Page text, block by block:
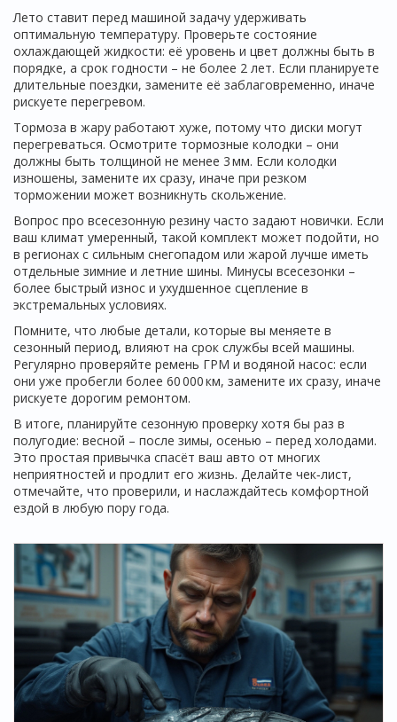
Лето ставит перед машиной задачу удерживать
оптимальную температуру. Проверьте состояние
охлаждающей жидкости: её уровень и цвет должны быть в
порядке, а срок годности – не более 2 лет. Если планируете
длительные поездки, замените её заблаговременно, иначе
рискуете перегревом.
Тормоза в жару работают хуже, потому что диски могут
перегреваться. Осмотрите тормозные колодки – они
должны быть толщиной не менее 3 мм. Если колодки
изношены, замените их сразу, иначе при резком
торможении может возникнуть скольжение.
Вопрос про всесезонную резину часто задают новички. Если
ваш климат умеренный, такой комплект может подойти, но
в регионах с сильным снегопадом или жарой лучше иметь
отдельные зимние и летние шины. Минусы всесезонки –
более быстрый износ и ухудшенное сцепление в
экстремальных условиях.
Помните, что любые детали, которые вы меняете в
сезонный период, влияют на срок службы всей машины.
Регулярно проверяйте ремень ГРМ и водяной насос: если
они уже пробегли более 60 000 км, замените их сразу, иначе
рискуете дорогим ремонтом.
В итоге, планируйте сезонную проверку хотя бы раз в
полугодие: весной – после зимы, осенью – перед холодами.
Это простая привычка спасёт ваш авто от многих
неприятностей и продлит его жизнь. Делайте чек‑лист,
отмечайте, что проверили, и наслаждайтесь комфортной
ездой в любую пору года.